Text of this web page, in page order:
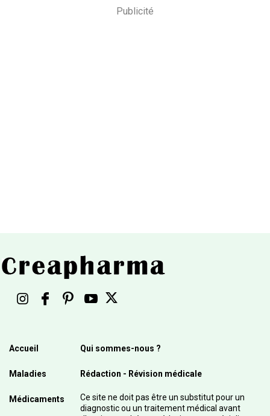
Publicité
Accueil
Maladies
Médicaments
Qui sommes-nous ?
Rédaction - Révision médicale
Ce site ne doit pas être un substitut pour un
diagnostic ou un traitement médical avant